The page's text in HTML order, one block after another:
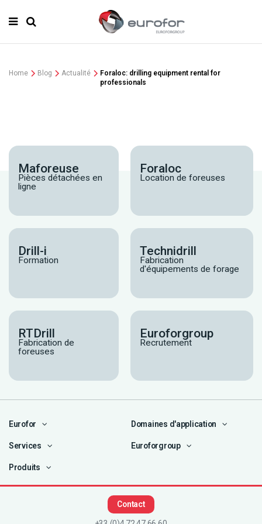
Home Blog Actualité
Foraloc: drilling equipment rental for
professionals
Maforeuse
Pièces détachées en
ligne
Foraloc
Location de foreuses
Drill-i
Formation
Technidrill
Fabrication
d'équipements de forage
RTDrill
Fabrication de
foreuses
Euroforgroup
Recrutement
Eurofor Domaines d'application
Services Euroforgroup
Produits
Contact